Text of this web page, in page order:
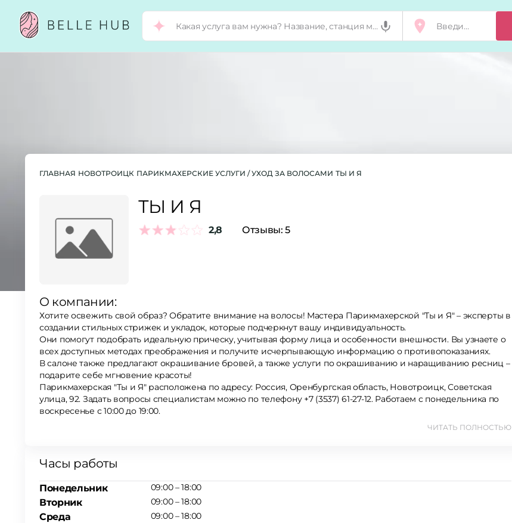
ГЛАВНАЯ НОВОТРОИЦК ПАРИКМАХЕРСКИЕ УСЛУГИ / УХОД ЗА ВОЛОСАМИ ТЫ И Я
ТЫ И Я
2,8 Отзывы:5
О компании:
Хотите освежить свой образ? Обратите внимание на волосы! Мастера Парикмахерской "Ты и Я" – эксперты в
создании стильных стрижек и укладок, которые подчеркнут вашу индивидуальность.
Они помогут подобрать идеальную прическу, учитывая форму лица и особенности внешности. Вы узнаете о
всех доступных методах преображения и получите исчерпывающую информацию о противопоказаниях.
В салоне также предлагают окрашивание бровей, а также услуги по окрашиванию и наращиванию ресниц –
подарите себе мгновение красоты!
Парикмахерская "Ты и Я" расположена по адресу: Россия, Оренбургская область, Новотроицк, Советская
улица, 92. Задать вопросы специалистам можно по телефону +7 (3537) 61-27-12. Работаем с понедельника по
воскресенье с 10:00 до 19:00.
ЧИТАТЬ ПОЛНОСТЬЮ
Часы работы
Понедельник
Вторник
Среда
09:00 – 18:00
09:00 – 18:00
09:00 – 18:00